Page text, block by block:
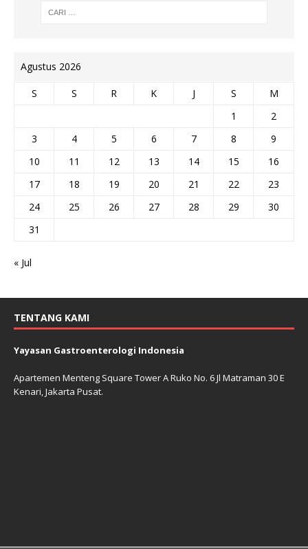
Agustus 2026
S S R K J S
M
1
2
3
4 5 6 7 8
9
10
11 12 13 14 15
16
17
18 19 20 21 22
23
24
25 26 27 28 29
30
31
« Jul
TENTANG KAMI
Yayasan Gastroenterologi Indonesia
Apartemen Menteng Square Tower A Ruko No. 6 Jl Matraman 30 E
Kenari, Jakarta Pusat.